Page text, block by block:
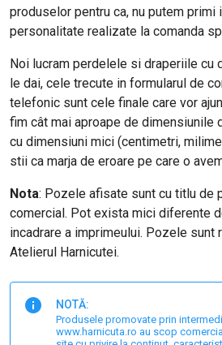
produselor pentru ca, nu putem primi
personalitate realizate la comanda
Noi lucram perdelele si draperiile cu
le dai, cele trecute in formularul de
telefonic sunt cele finale care vor
fim cât mai aproape de dimensiunile
cu dimensiuni mici (centimetri,
stii ca marja de eroare pe care o
Nota: Pozele afisate sunt cu titlu de
comercial. Pot exista mici diferente
incadrare a imprimeului. Pozele sunt
Atelierul Harnicutei.
NOTĂ:
Produsele promovate prin
www.harnicuta.ro au scop